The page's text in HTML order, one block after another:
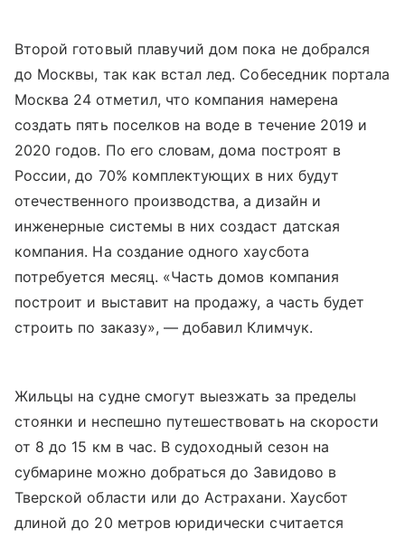
Второй готовый плавучий дом пока не добрался
до Москвы, так как встал лед. Собеседник портала
Москва 24 отметил, что компания намерена
создать пять поселков на воде в течение 2019 и
2020 годов. По его словам, дома построят в
России, до 70% комплектующих в них будут
отечественного производства, а дизайн и
инженерные системы в них создаст датская
компания. На создание одного хаусбота
потребуется месяц. «Часть домов компания
построит и выставит на продажу, а часть будет
строить по заказу», — добавил Климчук.
Жильцы на судне смогут выезжать за пределы
стоянки и неспешно путешествовать на скорости
от 8 до 15 км в час. В судоходный сезон на
субмарине можно добраться до Завидово в
Тверской области или до Астрахани. Хаусбот
длиной до 20 метров юридически считается